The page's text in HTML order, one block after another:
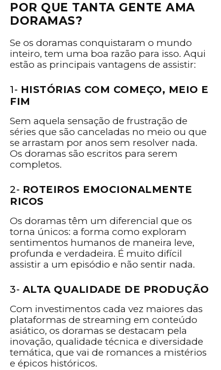
POR QUE TANTA GENTE AMA
DORAMAS?
Se os doramas conquistaram o mundo
inteiro, tem uma boa razão para isso. Aqui
estão as principais vantagens de assistir:
1- HISTÓRIAS COM COMEÇO, MEIO E
FIM
Sem aquela sensação de frustração de
séries que são canceladas no meio ou que
se arrastam por anos sem resolver nada.
Os doramas são escritos para serem
completos.
2- ROTEIROS EMOCIONALMENTE
RICOS
Os doramas têm um diferencial que os
torna únicos: a forma como exploram
sentimentos humanos de maneira leve,
profunda e verdadeira. É muito difícil
assistir a um episódio e não sentir nada.
3- ALTA QUALIDADE DE PRODUÇÃO
Com investimentos cada vez maiores das
plataformas de streaming em conteúdo
asiático, os doramas se destacam pela
inovação, qualidade técnica e diversidade
temática, que vai de romances a mistérios
e épicos históricos.